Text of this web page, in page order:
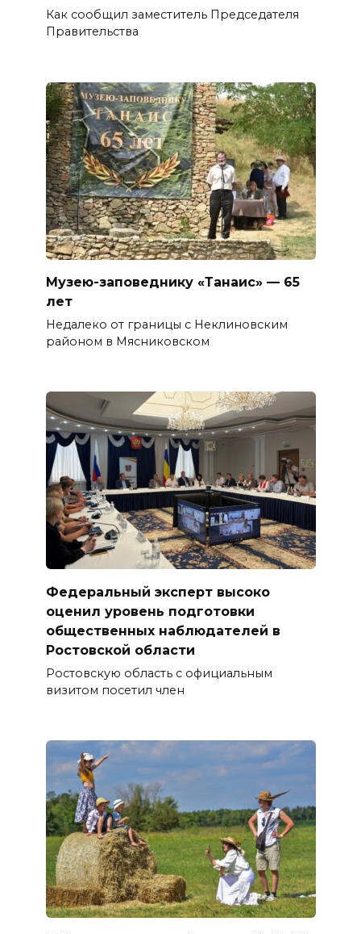
Как сообщил заместитель Председателя
Правительства
Музею-заповеднику «Танаис» — 65
лет
Недалеко от границы с Неклиновским
районом в Мясниковском
Федеральный эксперт высоко
оценил уровень подготовки
общественных наблюдателей в
Ростовской области
Ростовскую область с официальным
визитом посетил член